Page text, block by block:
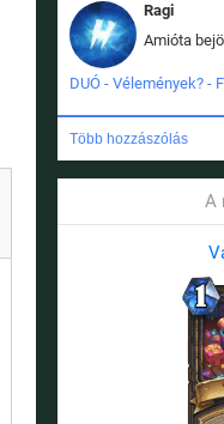
Ragi
DUÓ - Vélemények? -
Több hozzászólás
A